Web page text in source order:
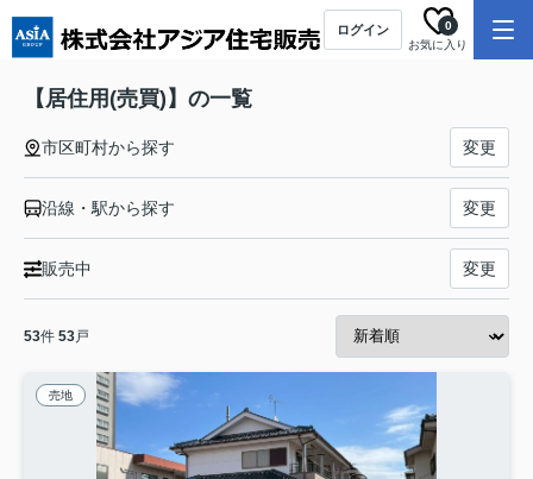
ログイン
お気に入り
0
【居住用(売買)】の一覧
市区町村から探す 変更
沿線・駅から探す 変更
販売中 変更
53件 53戸
売地